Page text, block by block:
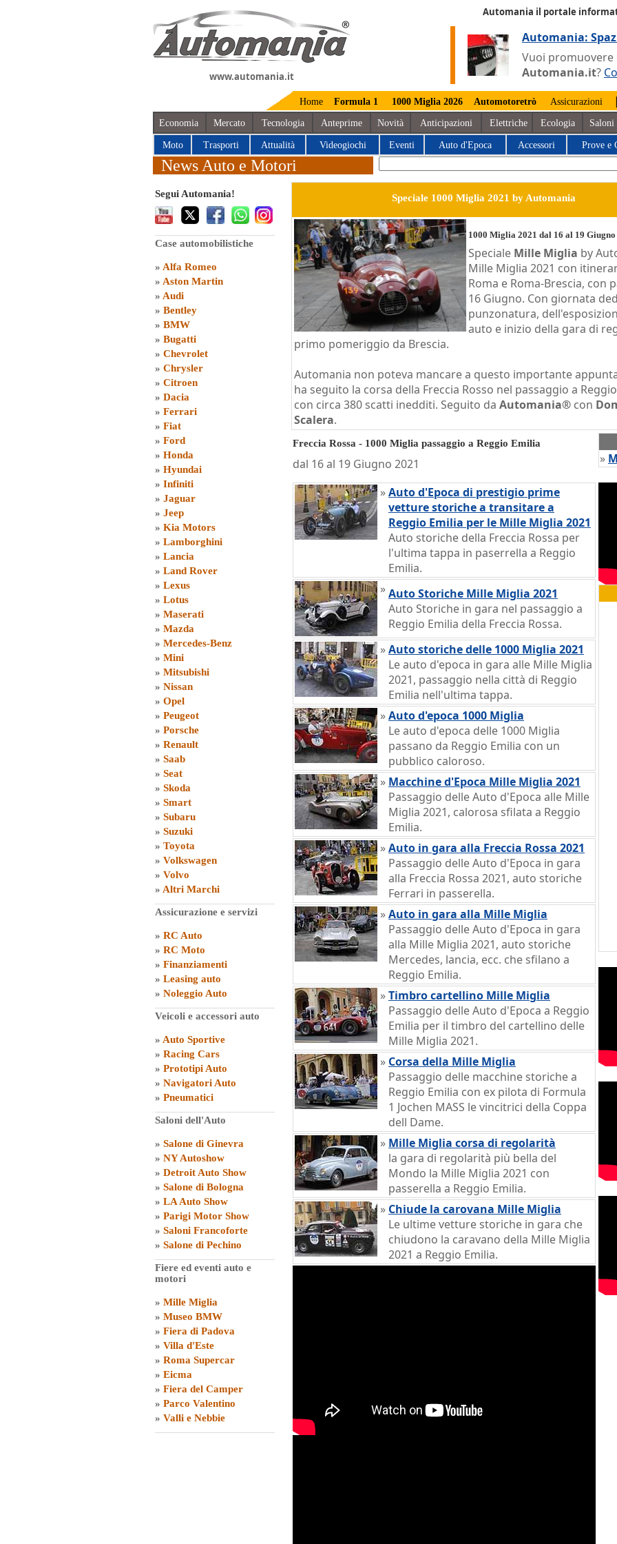
www.automania.it
Automania il portale
Automania:
Vuoi promuovere
Automania.it?
Home Formula 1 1000 Miglia 2026 Automotoretrò Assicurazioni |
Economia Mercato Tecnologia Anteprime Novità Anticipazioni Elettriche Ecologia Saloni
Moto Trasporti Attualità Videogiochi Eventi Auto d'Epoca Accessori Prove e
News Auto e Motori
Segui Automania!
Case automobilistiche
» Alfa Romeo
» Aston Martin
» Audi
» Bentley
» BMW
» Bugatti
» Chevrolet
» Chrysler
» Citroen
» Dacia
» Ferrari
» Fiat
» Ford
» Honda
» Hyundai
» Infiniti
» Jaguar
» Jeep
» Kia Motors
» Lamborghini
» Lancia
» Land Rover
» Lexus
» Lotus
» Maserati
» Mazda
» Mercedes-Benz
» Mini
» Mitsubishi
» Nissan
» Opel
» Peugeot
» Porsche
» Renault
» Saab
» Seat
» Skoda
» Smart
» Subaru
» Suzuki
» Toyota
» Volkswagen
» Volvo
» Altri Marchi
Assicurazione e servizi
» RC Auto
» RC Moto
» Finanziamenti
» Leasing auto
» Noleggio Auto
Veicoli e accessori auto
» Auto Sportive
» Racing Cars
» Prototipi Auto
» Navigatori Auto
» Pneumatici
Saloni dell'Auto
» Salone di Ginevra
» NY Autoshow
» Detroit Auto Show
» Salone di Bologna
» LA Auto Show
» Parigi Motor Show
» Saloni Francoforte
» Salone di Pechino
Fiere ed eventi auto e
motori
» Mille Miglia
» Museo BMW
» Fiera di Padova
» Villa d'Este
» Roma Supercar
» Eicma
» Fiera del Camper
» Parco Valentino
» Valli e Nebbie
Speciale 1000 Miglia 2021 by Automania
1000 Miglia 2021 dal 16 al 19 Giugno
Speciale Mille Miglia by
Mille Miglia 2021 con
Roma e Roma-Brescia, con
16 Giugno. Con giornata
punzonatura,
auto e inizio della gara di
primo pomeriggio da Brescia.
Automania non poteva mancare a questo importante
ha seguito la corsa della Freccia Rosso nel passaggio a
con circa 380 scatti inedditi. Seguito da Automania® con
Scalera.
Freccia Rossa - 1000 Miglia passaggio a Reggio Emilia
dal 16 al 19 Giugno 2021
»Auto d'Epoca di prestigio prime
vetture storiche a transitare a
Reggio Emilia per le Mille Miglia 2021
Auto storiche della Freccia Rossa per
l'ultima tappa in paserrella a Reggio
Emilia.
»Auto Storiche Mille Miglia 2021
Auto Storiche in gara nel passaggio a
Reggio Emilia della Freccia Rossa.
»Auto storiche delle 1000 Miglia 2021
Le auto d'epoca in gara alle Mille Miglia
2021, passaggio nella città di Reggio
Emilia nell'ultima tappa.
»Auto d'epoca 1000 Miglia
Le auto d'epoca delle 1000 Miglia
passano da Reggio Emilia con un
pubblico caloroso.
» Macchine d'Epoca Mille Miglia 2021
Passaggio delle Auto d'Epoca alle Mille
Miglia 2021, calorosa sfilata a Reggio
Emilia.
»Auto in gara alla Freccia Rossa 2021
Passaggio delle Auto d'Epoca in gara
alla Freccia Rossa 2021, auto storiche
Ferrari in passerella.
»Auto in gara alla Mille Miglia
Passaggio delle Auto d'Epoca in gara
alla Mille Miglia 2021, auto storiche
Mercedes, lancia, ecc. che sfilano a
Reggio Emilia.
»Timbro cartellino Mille Miglia
Passaggio delle Auto d'Epoca a Reggio
Emilia per il timbro del cartellino delle
Mille Miglia 2021.
» Corsa della Mille Miglia
Passaggio delle macchine storiche a
Reggio Emilia con ex pilota di Formula
1 Jochen MASS le vincitrici della Coppa
dell Dame.
» Mille Miglia corsa di regolarità
la gara di regolarità più bella del
Mondo la Mille Miglia 2021 con
passerella a Reggio Emilia.
» Chiude la carovana Mille Miglia
Le ultime vetture storiche in gara che
chiudono la caravano della Mille Miglia
2021 a Reggio Emilia.
»